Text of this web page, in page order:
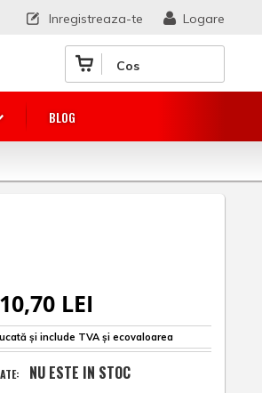
Cos
BLOG
Logare
Inregistreaza-te
LEI
și include TVA și ecovaloarea
NU ESTE IN STOC